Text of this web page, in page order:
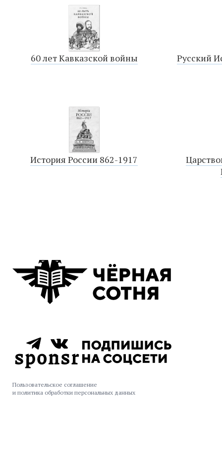
60 лет Кавказской войны Русский
История России 862-1917
Пользовательское соглашение
и политика обработки персональных данных